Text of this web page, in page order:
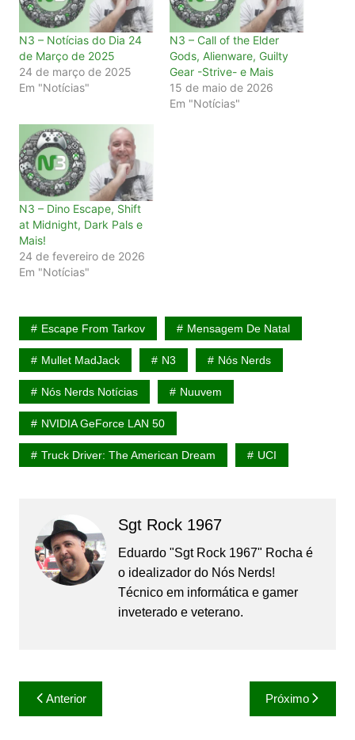
N3 – Notícias do Dia 24
de Março de 2025
24 de março de 2025
Em "Notícias"
N3 – Call of the Elder
Gods, Alienware, Guilty
Gear -Strive- e Mais
15 de maio de 2026
Em "Notícias"
N3 – Dino Escape, Shift
at Midnight, Dark Pals e
Mais!
24 de fevereiro de 2026
Em "Notícias"
Escape From Tarkov Mensagem De Natal
Mullet MadJack N3 Nós Nerds
Nós Nerds Notícias Nuuvem
NVIDIA GeForce LAN 50
Truck Driver: The American Dream UCI
Sgt Rock 1967
Eduardo "Sgt Rock 1967" Rocha é
o idealizador do Nós Nerds!
Técnico em informática e gamer
inveterado e veterano.
Navegação
de
Anterior Próximo